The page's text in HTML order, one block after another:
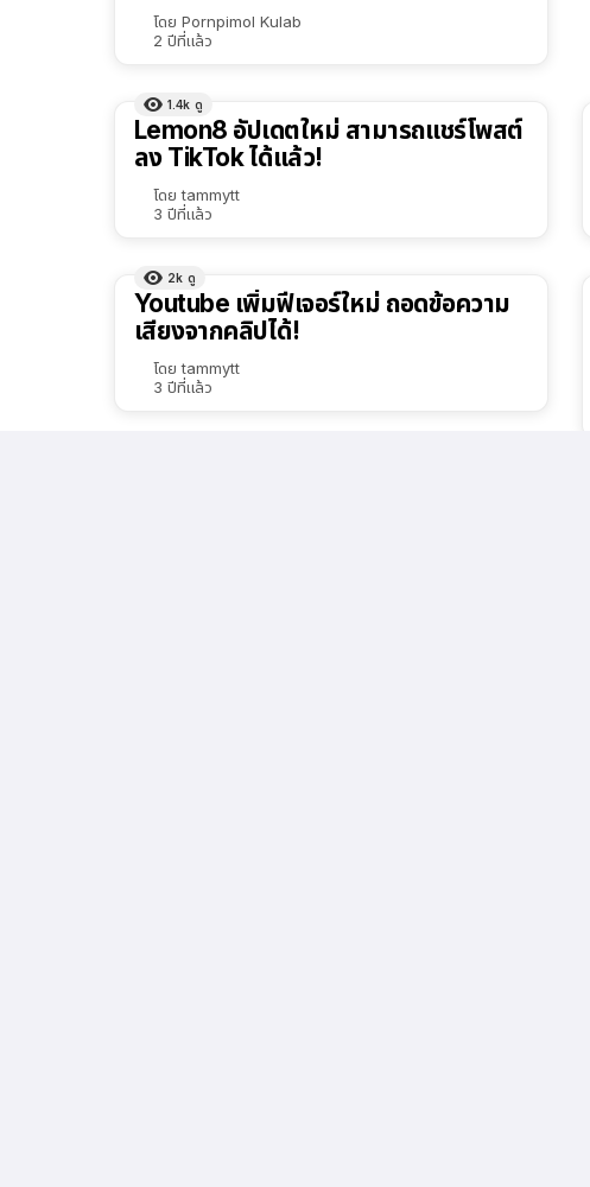
โดย Pornpimol Kulab
2 ปีที่แล้ว
1.4k ดู
Lemon8 อัปเดตใหม่ สามารถแชร์โพสต์
ลง TikTok ได้แล้ว!
โดย tammytt
3 ปีที่แล้ว
2k ดู
Youtube เพิ่มฟีเจอร์ใหม่ ถอดข้อความ
เสียงจากคลิปได้!
โดย tammytt
3 ปีที่แล้ว